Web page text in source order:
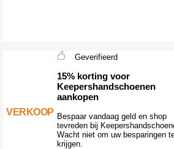
VERKOOP
Geverifieerd
15% korting voor
Keepershandschoenen
aankopen
Bespaar vandaag geld en shop
tevreden bij
Wacht niet om uw besparingen
krijgen.